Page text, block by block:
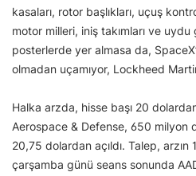
kasaları, rotor başlıkları, uçuş
motor milleri, iniş takımları ve
posterlerde yer almasa da,
olmadan uçamıyor, Lockheed
Halka arzda, hisse başı 20
Aerospace & Defense, 650 milyon
20,75 dolardan açıldı. Talep,
çarşamba günü seans sonunda